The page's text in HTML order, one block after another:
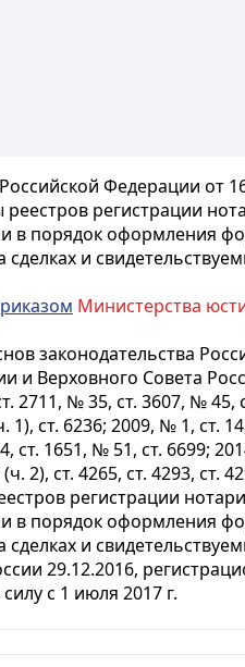
Федерации от
регистрации
в порядок оформления
сделках и
Министерства
законодательства
и Верховного Совета
2711, № 35, ст. 3607, № 45,
ст. 6236; 2009, № 1, ст.
ст. 1651, № 51, ст. 6699;
2), ст. 4265, ст. 4293, ст.
регистрации
в порядок оформления
сделках и
29.12.2016,
с 1 июля 2017 г.